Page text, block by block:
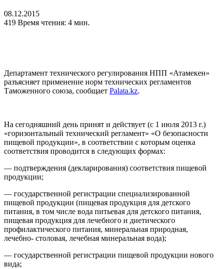
08.12.2015
419 Время чтения: 4 мин.
Департамент технического регулирования НПП «Атамекен»
разъясняет применение норм технических регламентов
Таможенного союза, сообщает Рalata.kz.
На сегодняшний день принят и действует (с 1 июля 2013 г.)
«горизонтальный технический регламент» «О безопасности
пищевой продукции», в соответствии с которым оценка
соответствия проводится в следующих формах:
— подтверждения (декларирования) соответствия пищевой
продукции;
— государственной регистрации специализированной
пищевой продукции (пищевая продукция для детского
питания, в том числе вода питьевая для детского питания,
пищевая продукция для лечебного и диетического
профилактического питания, минеральная природная,
лечебно- столовая, лечебная минеральная вода);
— государственной регистрации пищевой продукции нового
вида;